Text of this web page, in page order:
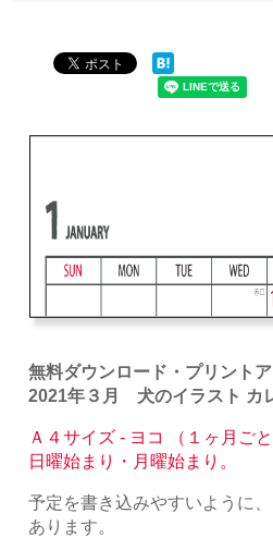
無料ダウンロード・プリント
2021年３月 犬のイラスト カ
Ａ４サイズ - ヨコ （１ヶ月ご
日曜始まり・月曜始まり。
予定を書き込みやすいように
あります。